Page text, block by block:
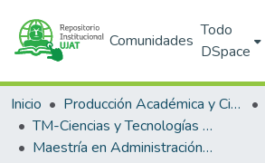
Comunidades
Todo
DSpace
Inicio Producción Académica y Científica
TM-Ciencias y Tecnologías de la Información (DACYTI)
Maestría en Administración de Tecnologías de la Información (PNPC)